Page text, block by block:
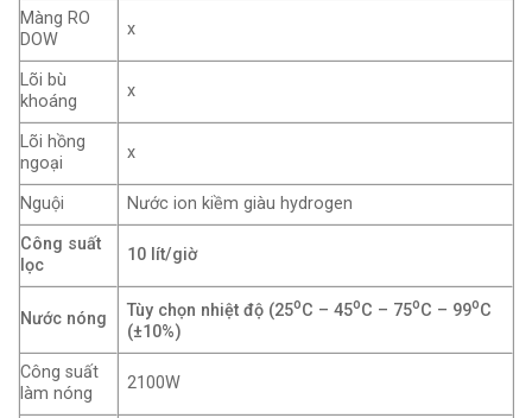
Màng RO
DOW
x
Lõi bù
khoáng
x
Lõi hồng
ngoại
x
Nguội
Nước ion kiềm giàu hydrogen
Công suất
lọc
10 lít/giờ
Nước nóng Tùy chọn nhiệt độ (25oC – 45oC – 75oC – 99oC
(±10%)
Công suất
làm nóng
2100W